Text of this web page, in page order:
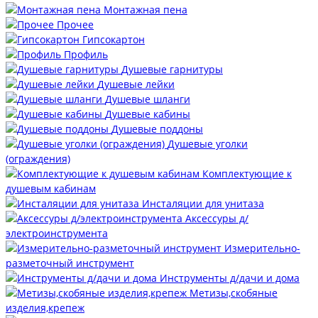
Монтажная пена
Прочее
Гипсокартон
Профиль
Душевые гарнитуры
Душевые лейки
Душевые шланги
Душевые кабины
Душевые поддоны
Душевые уголки
(ограждения)
Комплектующие к
душевым кабинам
Инсталяции для унитаза
Аксессуры д/
электроинструмента
Измерительно-
разметочный инструмент
Инструменты д/дачи и дома
Метизы,скобяные
изделия,крепеж